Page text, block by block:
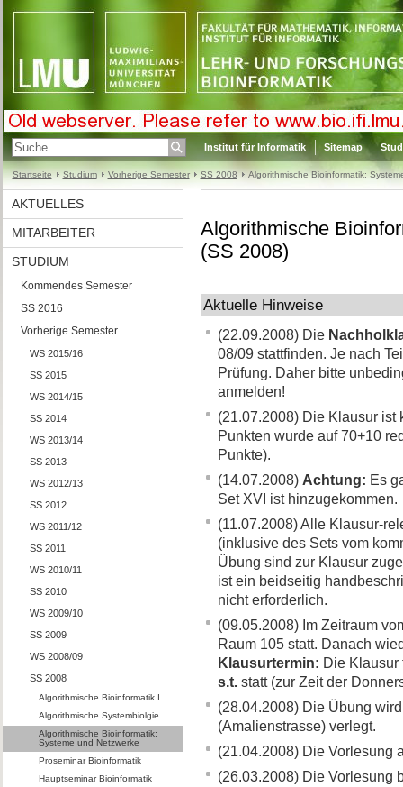
Institut für Informatik Sitemap
Startseite Studium Vorherige Semester SS 2008 Algorithmische Bioinformatik:
AKTUELLES
MITARBEITER
STUDIUM
Kommendes Semester
SS 2016
Vorherige Semester
WS 2015/16
SS 2015
WS 2014/15
SS 2014
WS 2013/14
SS 2013
WS 2012/13
SS 2012
WS 2011/12
SS 2011
WS 2010/11
SS 2010
WS 2009/10
SS 2009
WS 2008/09
SS 2008
Algorithmische Bioinformatik I
Algorithmische Systembiolgie
Algorithmische Bioinformatik:
Systeme und Netzwerke
Proseminar Bioinformatik
Hauptseminar Bioinformatik
Algorithmische
(SS 2008)
Aktuelle Hinweise
(22.09.2008) Die
08/09 stattfinden. Je nach
Prüfung. Daher bitte
anmelden!
(21.07.2008) Die Klausur ist
Punkten wurde auf 70+10
Punkte).
(14.07.2008) Achtung: Es
Set XVI ist hinzugekommen.
(11.07.2008) Alle Klausur-
(inklusive des Sets vom
Übung sind zur Klausur
ist ein beidseitig
nicht erforderlich.
(09.05.2008) Im Zeitraum
Raum 105 statt. Danach
Klausurtermin: Die
s.t.statt (zur Zeit der
(28.04.2008) Die Übung
(Amalienstrasse) verlegt.
(21.04.2008) Die Vorlesung
(26.03.2008) Die Vorlesung